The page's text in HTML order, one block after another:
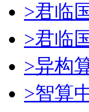
>君临
>君临
>异构
>智算